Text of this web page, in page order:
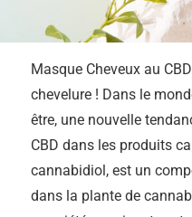
Masque Cheveux au
chevelure ! Dans le
être, une nouvelle
CBD dans les produits
cannabidiol, est un
dans la plante de